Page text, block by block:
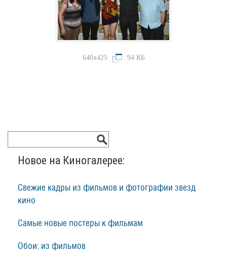
640x425 94 КБ
Новое на Киногалерее:
Свежие кадры из фильмов и фотографии звезд
кино
Самые новые постеры к фильмам
Обои: из фильмов